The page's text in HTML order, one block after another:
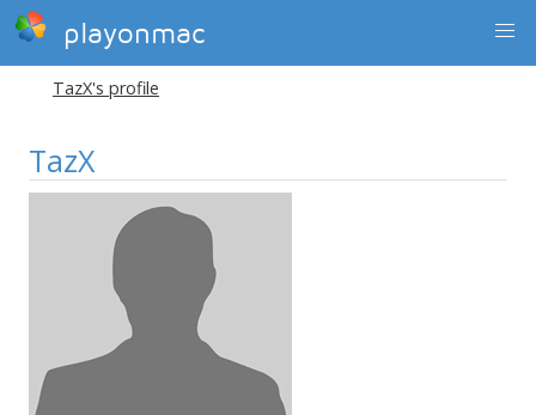
playonmac
TazX's profile
TazX